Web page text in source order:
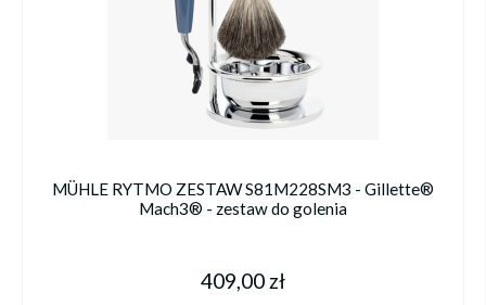
MÜHLE RYTMO ZESTAW S81M228SM3 - Gillette®
Mach3® - zestaw do golenia
409,00 zł